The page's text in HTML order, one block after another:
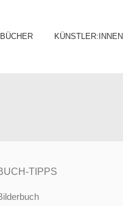
Skip
KÜNSTLER:INNEN
TIPPS